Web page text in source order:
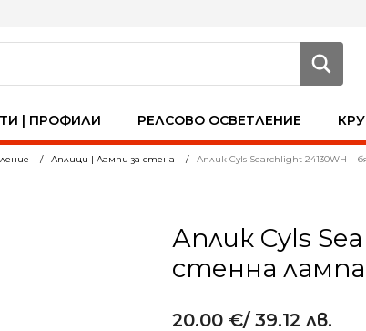
| ПРОФИЛИ РЕЛСОВО ОСВЕТЛЕНИЕ
Аплици | Лампи за стена Аплик Cyls Searchlight 24130WH –
Аплик Cyls
стенна
20.00 €/ 39.12 лв.